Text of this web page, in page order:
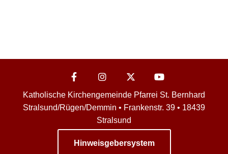
Katholische Kirchengemeinde Pfarrei St. Bernhard
Stralsund/Rügen/Demmin • Frankenstr. 39 • 18439
Stralsund
Hinweisgebersystem